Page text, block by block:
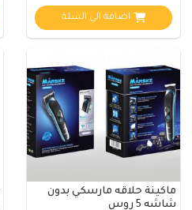
اضافة الي السلة
ماكينة حلاقه مارسكي بدون
شاشه 5 روس